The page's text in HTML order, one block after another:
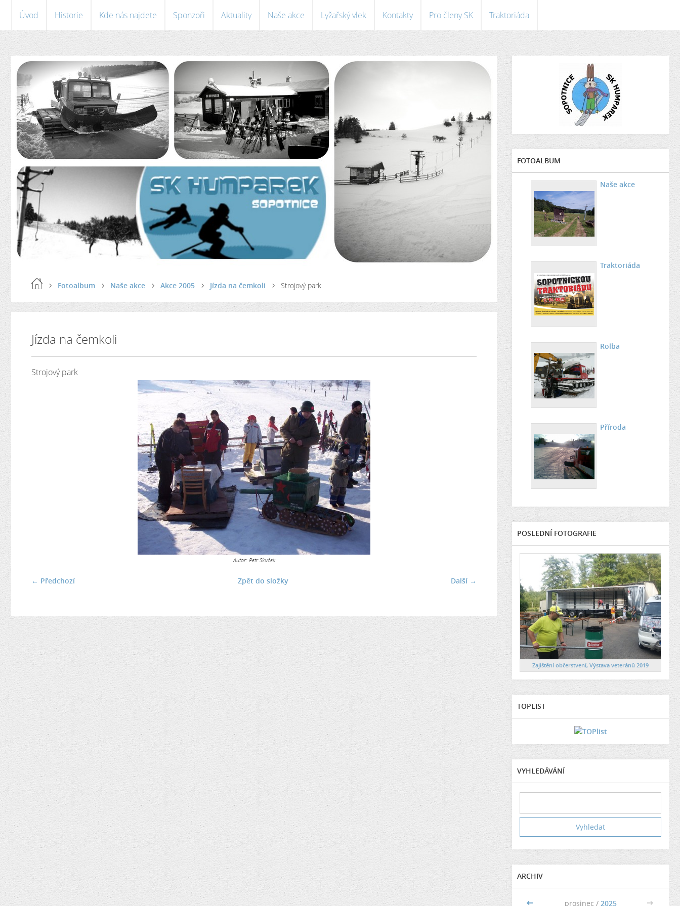
Úvod Historie Kde nás najdete Sponzoři Aktuality Naše akce Lyžařský vlek Kontakty Pro členy SK Traktoriáda
Fotoalbum Naše akce Akce 2005 Jízda na čemkoli Strojový park
Jízda na čemkoli
Strojový park
Autor: Petr Skuček
← Předchozí Další →
Zpět do složky
FOTOALBUM
Naše akce
Traktoriáda
Rolba
Příroda
POSLEDNÍ FOTOGRAFIE
Zajištění občerstvení, Výstava veteránů 2019
TOPLIST
VYHLEDÁVÁNÍ
ARCHIV
<< prosinec / 2025 >>